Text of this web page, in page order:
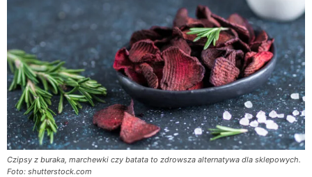
Czipsy z buraka, marchewki czy batata to zdrowsza alternatywa dla sklepowych.
Foto: shutterstock.com